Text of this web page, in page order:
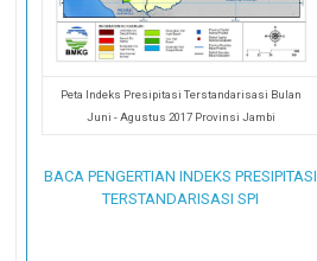
Peta Indeks Presipitasi Terstandarisasi Bulan
Juni - Agustus 2017 Provinsi Jambi
BACA PENGERTIAN INDEKS PRESIPITASI
TERSTANDARISASI SPI